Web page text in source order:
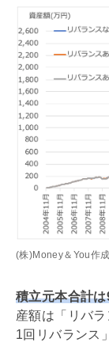
(株)Money＆You作成
積立元本合計
産額は「リバ
1回リバランス